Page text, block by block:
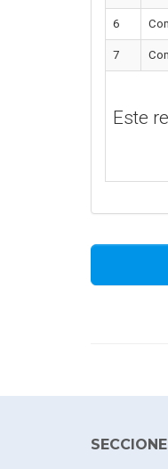
6
7
Este